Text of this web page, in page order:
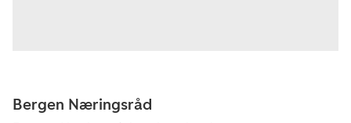
Bergen Næringsråd